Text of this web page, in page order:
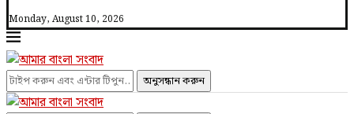
Monday, August 10, 2026
অনুসন্ধান করুন